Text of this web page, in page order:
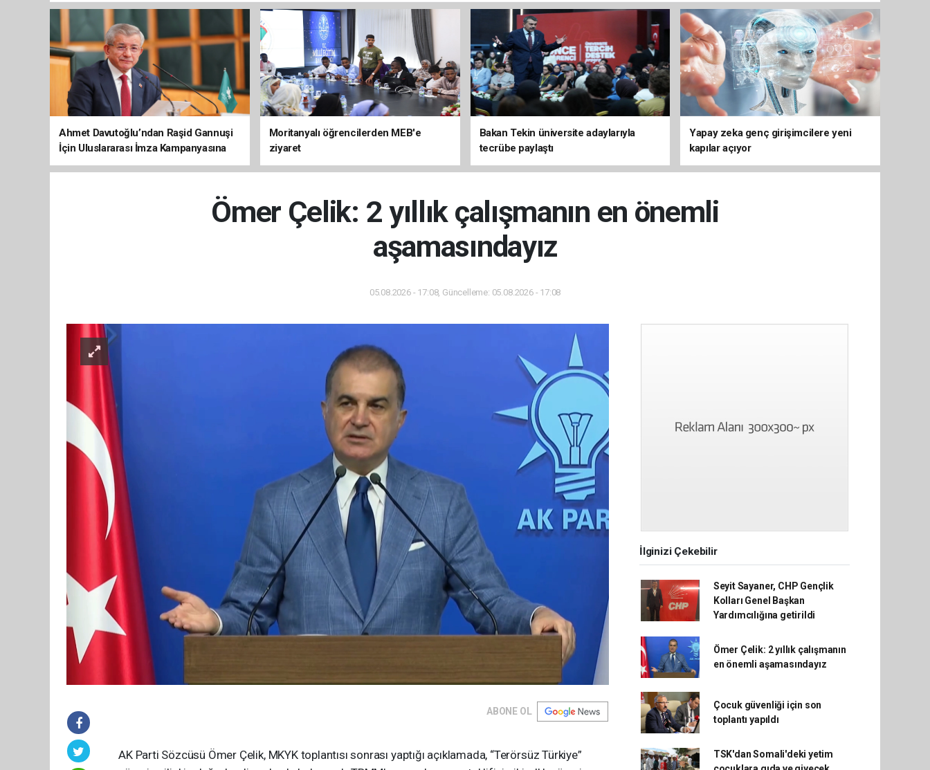
Ahmet Davutoğlu’ndan Raşid Gannuşi
İçin Uluslararası İmza Kampanyasına
Destek
Moritanyalı öğrencilerden MEB'e
ziyaret
Bakan Tekin üniversite adaylarıyla
tecrübe paylaştı
Yapay zeka genç girişimcilere yeni
kapılar açıyor
Ömer Çelik: 2 yıllık çalışmanın en önemli
aşamasındayız
05.08.2026 - 17:08, Güncelleme: 05.08.2026 - 17:08
ABONE OL
AK Parti Sözcüsü Ömer Çelik, MKYK toplantısı sonrası yaptığı açıklamada, “Terörsüz Türkiye”
İlginizi Çekebilir
Seyit Sayaner, CHP Gençlik
Kolları Genel Başkan
Yardımcılığına getirildi
Ömer Çelik: 2 yıllık çalışmanın
en önemli aşamasındayız
Çocuk güvenliği için son
toplantı yapıldı
TSK'dan Somali'deki yetim